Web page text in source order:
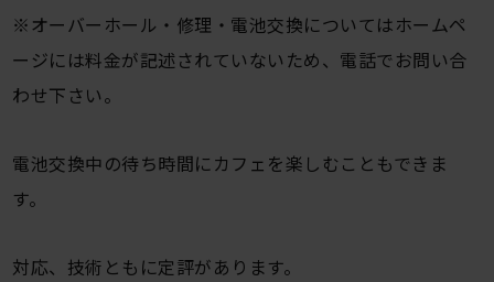
※オーバーホール・修理・電池交換についてはホームペ
ージには料金が記述されていないため、電話でお問い合
わせ下さい。
電池交換中の待ち時間にカフェを楽しむこともできま
す。
対応、技術ともに定評があります。